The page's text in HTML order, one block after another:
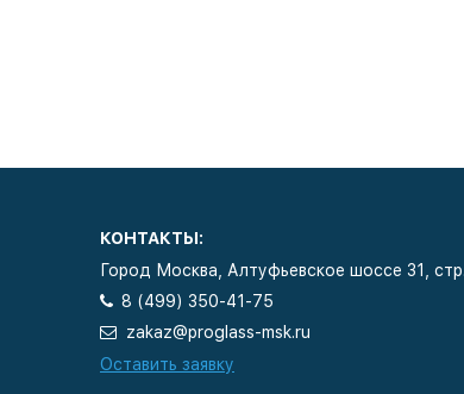
КОНТАКТЫ:
Город Москва, Алтуфьевское шоссе 31,
8 (499) 350-41-75
zakaz@proglass-msk.ru
Оставить заявку